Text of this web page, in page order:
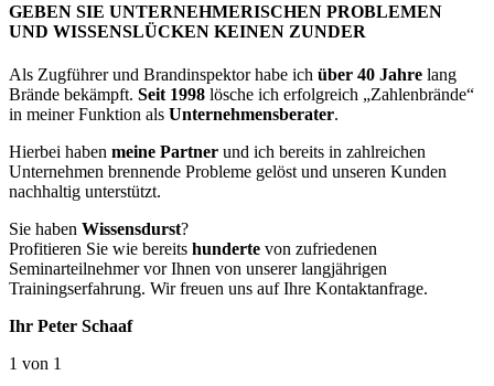
GEBEN SIE UNTERNEHMERISCHEN PROBLEMEN
UND WISSENSLÜCKEN KEINEN ZUNDER
Als Zugführer und Brandinspektor habe ich über 40 Jahre lang
Brände bekämpft. Seit 1998 lösche ich erfolgreich „Zahlenbrände“
in meiner Funktion als Unternehmensberater.
Hierbei haben meine Partner und ich bereits in zahlreichen
Unternehmen brennende Probleme gelöst und unseren Kunden
nachhaltig unterstützt.
Sie haben Wissensdurst?
Profitieren Sie wie bereits hunderte von zufriedenen
Seminarteilnehmer vor Ihnen von unserer langjährigen
Trainingserfahrung. Wir freuen uns auf Ihre Kontaktanfrage.
Ihr Peter Schaaf
1 von 1